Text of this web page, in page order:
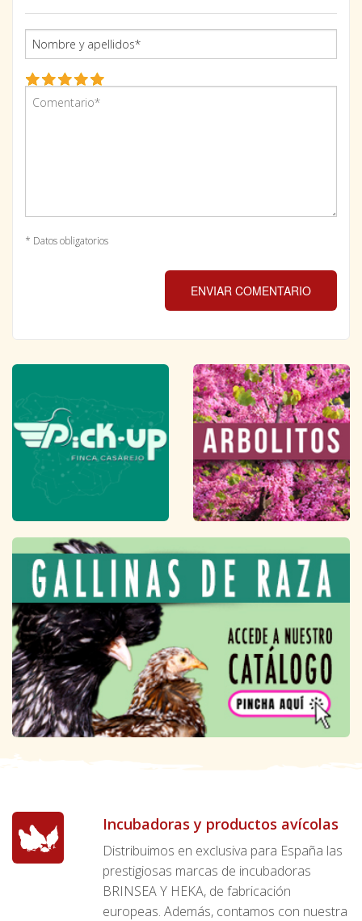
* Datos obligatorios
ENVIAR COMENTARIO
Incubadoras y productos avícolas
Distribuimos en exclusiva para España las
prestigiosas marcas de incubadoras
BRINSEA Y HEKA, de fabricación
europeas. Además, contamos con nuestra